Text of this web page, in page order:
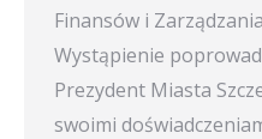
Finansów i
Wystąpienie
Prezydent Miasta
swoimi